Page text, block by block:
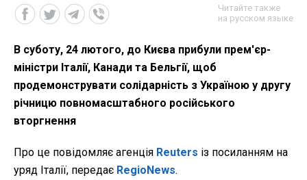
Читайте также
на русском языке
В суботу, 24 лютого, до Києва прибули прем'єр-
міністри Італії, Канади та Бельгії, щоб
продемонструвати солідарність з Україною у другу
річницю повномасштабного російського
вторгнення
Про це повідомляє агенція Reuters із посиланням на
уряд Італії, передає RegioNews.